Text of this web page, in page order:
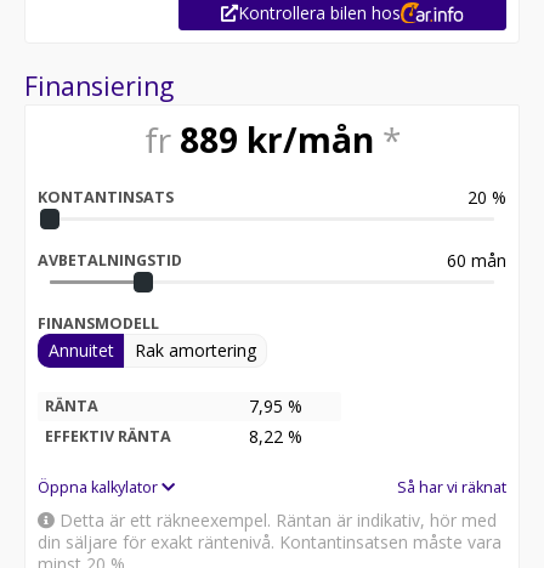
Kontrollera bilen hos
Finansiering
fr 889 kr/mån *
KONTANTINSATS 20 %
AVBETALNINGSTID 60 mån
FINANSMODELL
Annuitet Rak amortering
RÄNTA 7,95 %
EFFEKTIV RÄNTA 8,22 %
Öppna kalkylator Så har vi räknat
Detta är ett räkneexempel. Räntan är indikativ, hör med
din säljare för exakt räntenivå. Kontantinsatsen måste vara
minst 20 %.